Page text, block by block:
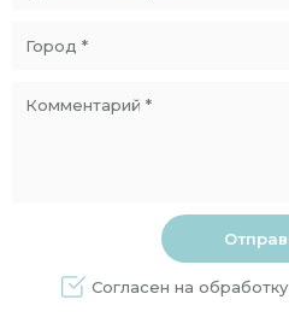
Согласен на обработку